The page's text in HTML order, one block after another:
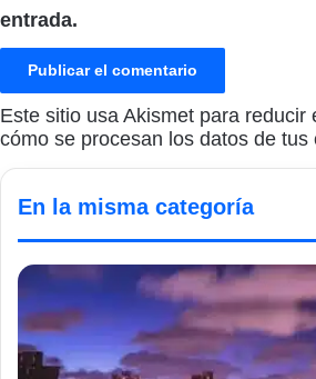
entrada.
Este sitio usa Akismet para reducir
cómo se procesan los datos de tus
En la misma categoría